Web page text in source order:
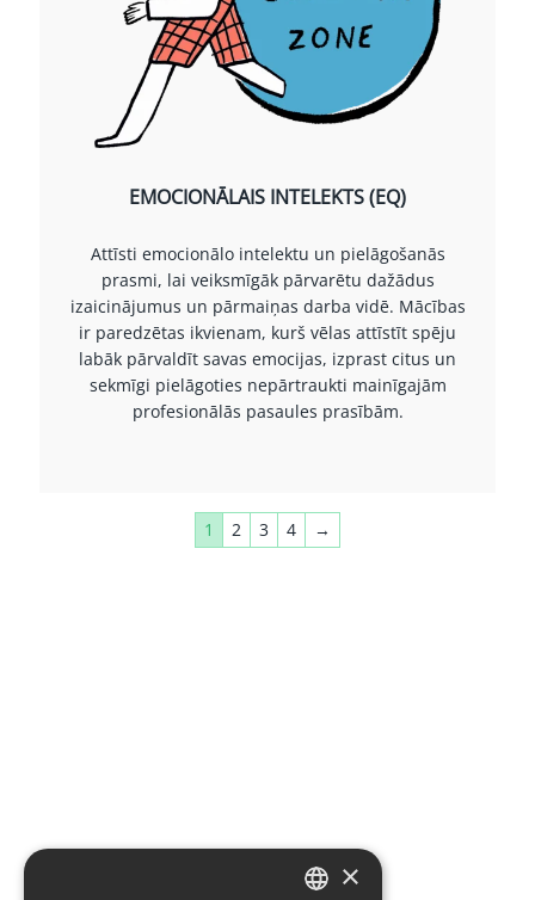
EMOCIONĀLAIS INTELEKTS (EQ)
Attīsti emocionālo intelektu un pielāgošanās
prasmi, lai veiksmīgāk pārvarētu dažādus
izaicinājumus un pārmaiņas darba vidē. Mācības
ir paredzētas ikvienam, kurš vēlas attīstīt spēju
labāk pārvaldīt savas emocijas, izprast citus un
sekmīgi pielāgoties nepārtraukti mainīgajām
profesionālās pasaules prasībām.
1 2 3 4 →
×